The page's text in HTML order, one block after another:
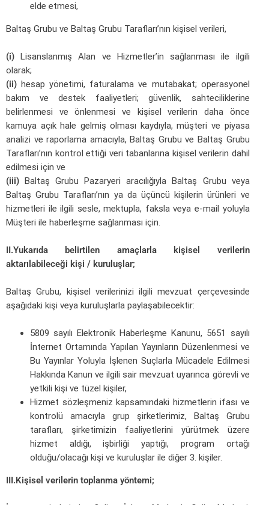
elde etmesi,
Baltaş Grubu ve Baltaş Grubu Tarafları’nın kişisel verileri,
(i)Lisanslanmış Alan ve Hizmetler’in sağlanması ile ilgili
olarak;
(ii)hesap yönetimi, faturalama ve mutabakat; operasyonel
bakım ve destek faaliyetleri; güvenlik, sahteciliklerine
belirlenmesi ve önlenmesi ve kişisel verilerin daha önce
kamuya açık hale gelmiş olması kaydıyla, müşteri ve piyasa
analizi ve raporlama amacıyla, Baltaş Grubu ve Baltaş Grubu
Tarafları’nın kontrol ettiği veri tabanlarına kişisel verilerin dahil
edilmesi için ve
(iii)Baltaş Grubu Pazaryeri aracılığıyla Baltaş Grubu veya
Baltaş Grubu Tarafları’nın ya da üçüncü kişilerin ürünleri ve
hizmetleri ile ilgili sesle, mektupla, faksla veya e-mail yoluyla
Müşteri ile haberleşme sağlanması için.
II.Yukarıda belirtilen amaçlarla kişisel verilerin
aktarılabileceği kişi / kuruluşlar;
Baltaş Grubu, kişisel verilerinizi ilgili mevzuat çerçevesinde
aşağıdaki kişi veya kuruluşlarla paylaşabilecektir:
5809 sayılı Elektronik Haberleşme Kanunu, 5651 sayılı
İnternet Ortamında Yapılan Yayınların Düzenlenmesi ve
Bu Yayınlar Yoluyla İşlenen Suçlarla Mücadele Edilmesi
Hakkında Kanun ve ilgili sair mevzuat uyarınca görevli ve
yetkili kişi ve tüzel kişiler,
Hizmet sözleşmeniz kapsamındaki hizmetlerin ifası ve
kontrolü amacıyla grup şirketlerimiz, Baltaş Grubu
tarafları, şirketimizin faaliyetlerini yürütmek üzere
hizmet aldığı, işbirliği yaptığı, program ortağı
olduğu/olacağı kişi ve kuruluşlar ile diğer 3. kişiler.
III.Kişisel verilerin toplanma yöntemi;